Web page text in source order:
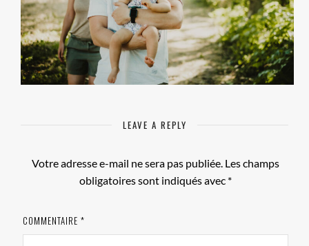
LEAVE A REPLY
Votre adresse e-mail ne sera pas publiée. Les champs
obligatoires sont indiqués avec *
COMMENTAIRE *